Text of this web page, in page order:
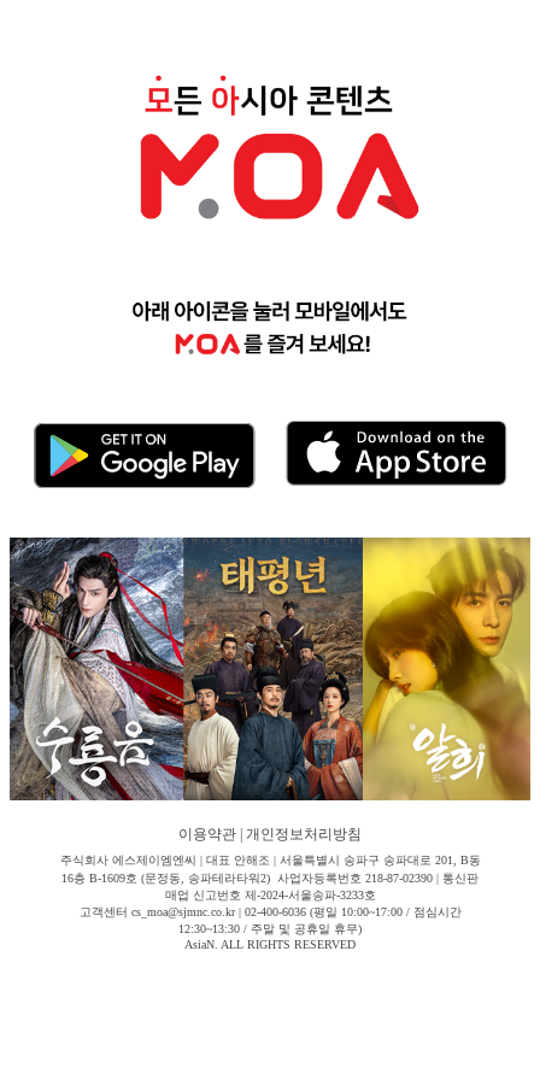
이용약관 개인정보처리방침
주식회사 에스제이엠엔씨 | 대표 안해조 | 서울특별시 송파구 송파대로 201, B동
16층 B-1609호 (문정동, 송파테라타워2) 사업자등록번호 218-87-02390 | 통신판
매업 신고번호 제-2024-서울송파-3233호
고객센터 cs_moa@sjmnc.co.kr | 02-400-6036 (평일 10:00~17:00 / 점심시간
12:30~13:30 / 주말 및 공휴일 휴무)
AsiaN. ALL RIGHTS RESERVED